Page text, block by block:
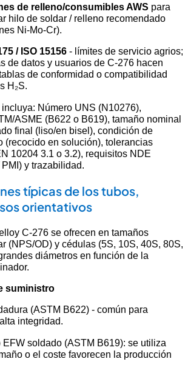
de relleno/consumibles AWS para
hilo de soldar / relleno recomendado
Ni-Mo-Cr).
/ ISO 15156 - límites de servicio agrios;
de datos y usuarios de C-276 hacen
de conformidad o compatibilidad
H₂S.
Número UNS (N10276),
ASME (B622 o B619), tamaño nominal
final (liso/en bisel), condición de
(recocido en solución), tolerancias
10204 3.1 o 3.2), requisitos NDE
y trazabilidad.
típicas de los tubos,
orientativos
C-276 se ofrecen en tamaños
(NPS/OD) y cédulas (5S, 10S, 40S, 80S,
diámetros en función de la
suministro
(ASTM B622) - común para
integridad.
EFW soldado (ASTM B619): se utiliza
o el coste favorecen la producción